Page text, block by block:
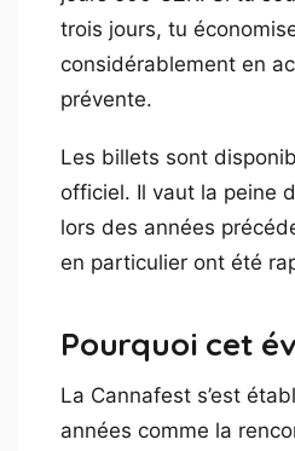
trois jours, tu
considérablement en
prévente.
Les billets sont
officiel. Il vaut la peine
lors des années
en particulier ont été
Pourquoi cet
La Cannafest s’est
années comme la